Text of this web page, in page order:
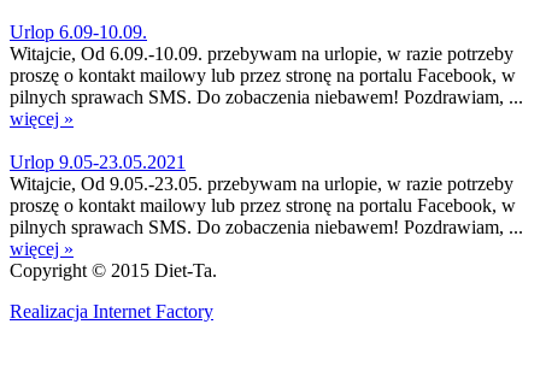
Urlop 6.09-10.09.
Witajcie, Od 6.09.-10.09. przebywam na urlopie, w razie potrzeby
proszę o kontakt mailowy lub przez stronę na portalu Facebook, w
pilnych sprawach SMS. Do zobaczenia niebawem! Pozdrawiam, ...
więcej »
Urlop 9.05-23.05.2021
Witajcie, Od 9.05.-23.05. przebywam na urlopie, w razie potrzeby
proszę o kontakt mailowy lub przez stronę na portalu Facebook, w
pilnych sprawach SMS. Do zobaczenia niebawem! Pozdrawiam, ...
więcej »
Copyright © 2015 Diet-Ta.
Realizacja Internet Factory